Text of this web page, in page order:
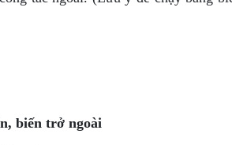
biến trở ngoài